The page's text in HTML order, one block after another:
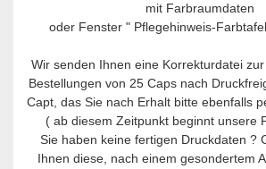
mit Farbraumdaten
oder Fenster " Pflegehinweis-
Wir senden Ihnen eine Korrekturdatei
Bestellungen von 25 Caps nach
Capt, das Sie nach Erhalt bitte ebenfalls
( ab diesem Zeitpunkt beginnt unsere
Sie haben keine fertigen Druckdaten ?
Ihnen diese, nach einem gesondertem